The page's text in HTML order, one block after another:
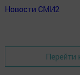
Новости СМИ2
Перейти